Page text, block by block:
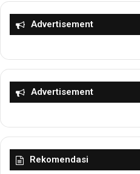
N
a
e
r
e
s
U
t
T
Advertisement
Advertisement
Rekomendasi